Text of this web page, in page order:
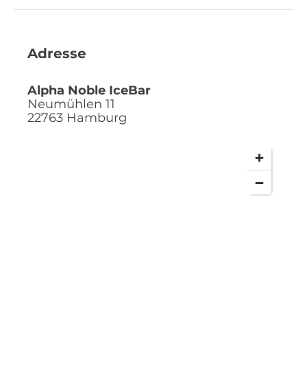
Adresse
Alpha Noble IceBar
Neumühlen 11
22763 Hamburg